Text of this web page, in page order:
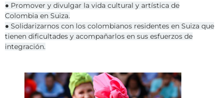
● Promover y divulgar la vida cultural y artística de
Colombia en Suiza.
● Solidarizarnos con los colombianos residentes en Suiza que
tienen dificultades y acompañarlos en sus esfuerzos de
integración.